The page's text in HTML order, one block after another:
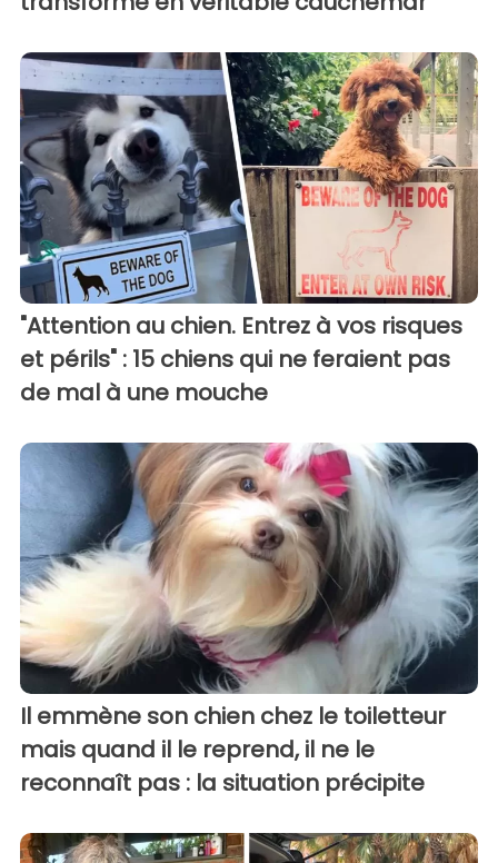
"Attention au chien. Entrez à vos risques
et périls" : 15 chiens qui ne feraient pas
de mal à une mouche
Il emmène son chien chez le toiletteur
mais quand il le reprend, il ne le
reconnaît pas : la situation précipite